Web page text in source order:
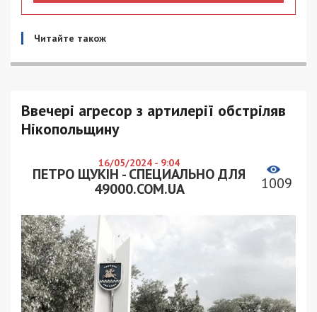
Читайте також
Ввечері агресор з артилерії обстріляв
Нікопольщину
16/05/2024 - 9:04
ПЕТРО ЩУКІН - СПЕЦИАЛЬНО ДЛЯ
49000.COM.UA
1009